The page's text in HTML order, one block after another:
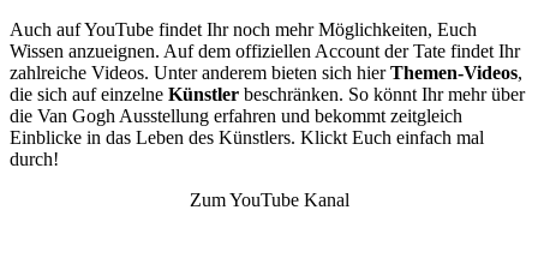
Auch auf YouTube findet Ihr noch mehr Möglichkeiten, Euch
Wissen anzueignen. Auf dem offiziellen Account der Tate findet Ihr
zahlreiche Videos. Unter anderem bieten sich hierThemen-Videos,
die sich auf einzelne Künstler beschränken. So könnt Ihr mehr über
die Van Gogh Ausstellung erfahren und bekommt zeitgleich
Einblicke in das Leben des Künstlers. Klickt Euch einfach mal
durch!
Zum YouTube Kanal